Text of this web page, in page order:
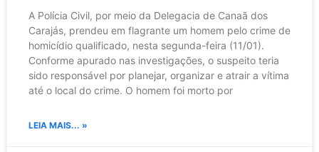
A Polícia Civil, por meio da Delegacia de Canaã dos
Carajás, prendeu em flagrante um homem pelo crime de
homicídio qualificado, nesta segunda-feira (11/01).
Conforme apurado nas investigações, o suspeito teria
sido responsável por planejar, organizar e atrair a vítima
até o local do crime. O homem foi morto por
LEIA MAIS... »